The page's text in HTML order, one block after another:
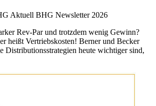
Aktuell BHG Newsletter 2026
Rev-Par und trotzdem wenig Gewinn?
heißt Vertriebskosten! Berner und Becker
Distributionsstrategien heute wichtiger sind,